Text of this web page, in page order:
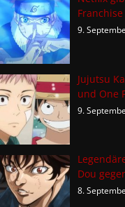
9.
Jujutsu
und One
9.
Dou
8.